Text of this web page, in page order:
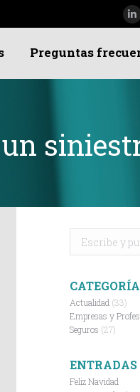
Preguntas
Buscar:
Actualidad (33)
Empresas y
Seguros (27)
ENTRADAS
Feliz Navidad